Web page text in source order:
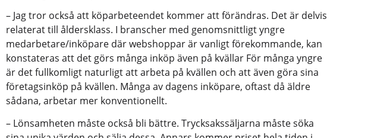
– Jag tror också att köparbeteendet kommer att förändras. Det är delvis
relaterat till åldersklass. I branscher med genomsnittligt yngre
medarbetare/inköpare där webshoppar är vanligt förekommande, kan
konstateras att det görs många inköp även på kvällar För många yngre
är det fullkomligt naturligt att arbeta på kvällen och att även göra sina
företagsinköp på kvällen. Många av dagens inköpare, oftast då äldre
sådana, arbetar mer konventionellt.
– Lönsamheten måste också bli bättre. Trycksakssäljarna måste söka